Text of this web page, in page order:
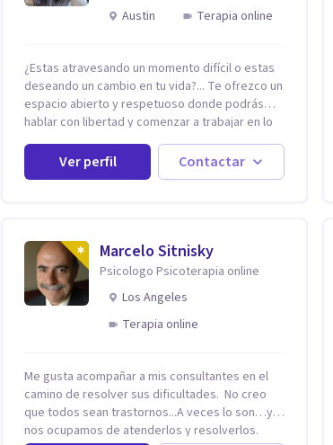
Austin
Terapia online
¿Estas atravesando un momento difícil o estas
deseando un cambio en tu vida?... Te ofrezco un
espacio abierto y respetuoso donde podrás
hablar con libertad y comenzar a trabajar en lo
que hoy te preocupa. Me especializo en
Trastornos de Ansiedad y a lo largo de mi
experiencia profesional he acompañado a
en la Crianza, Codependencia, Celos, entre
otros. Cuento con más de 12 años de
experiencia en el área de la Salud mental y he
trabajado en distintos contextos clínicos con
niños, Adolescentes y Adultos
Ver perfil Contactar
Marcelo Sitnisky
Psicologo Psicoterapia online
Los Angeles
Terapia online
Me gusta acompañar a mis consultantes en el
camino de resolver sus dificultades. No creo
que todos sean trastornos...A veces lo son…y
nos ocupamos de atenderlos y resolverlos.